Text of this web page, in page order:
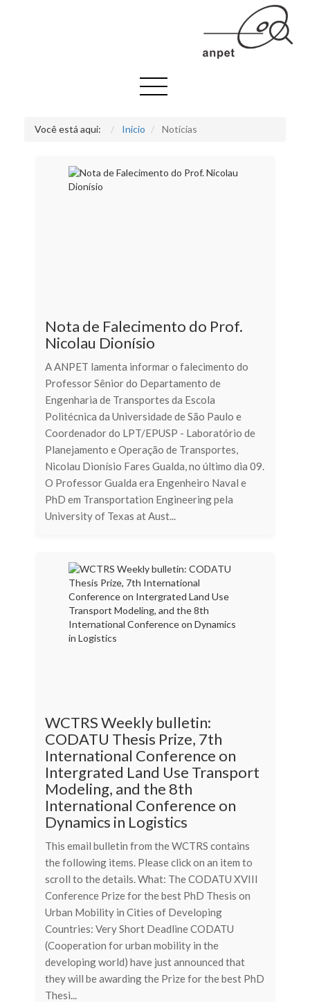
Você está aqui: Início Notícias
Nota de Falecimento do Prof.
Nicolau Dionísio
A ANPET lamenta informar o falecimento do
Professor Sênior do Departamento de
Engenharia de Transportes da Escola
Politécnica da Universidade de São Paulo e
Coordenador do LPT/EPUSP - Laboratório de
Planejamento e Operação de Transportes,
Nicolau Dionísio Fares Gualda, no último dia 09.
O Professor Gualda era Engenheiro Naval e
PhD em Transportation Engineering pela
University of Texas at Aust...
WCTRS Weekly bulletin:
CODATU Thesis Prize, 7th
International Conference on
Intergrated Land Use Transport
Modeling, and the 8th
International Conference on
Dynamics in Logistics
This email bulletin from the WCTRS contains
the following items. Please click on an item to
scroll to the details. What: The CODATU XVIII
Conference Prize for the best PhD Thesis on
Urban Mobility in Cities of Developing
Countries: Very Short Deadline CODATU
(Cooperation for urban mobility in the
developing world) have just announced that
they will be awarding the Prize for the best PhD
Thesi...